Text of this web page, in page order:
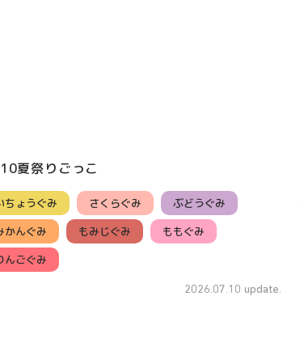
夏祭りごっこ
ちょうぐみ さくらぐみ
ぶどうぐみ
かんぐみ
もみじぐみ
ももぐみ
んごぐみ
2026.07.10 update.